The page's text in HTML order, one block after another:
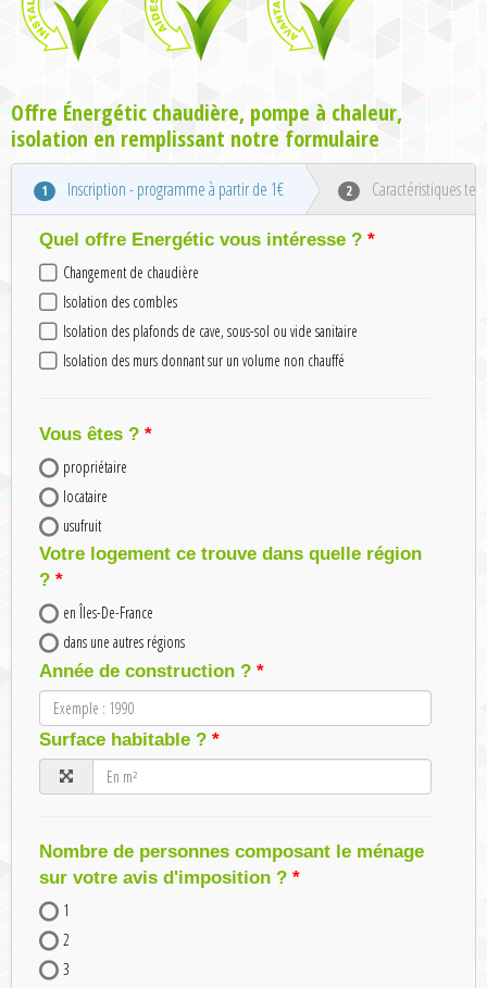
Offre Énergétic chaudière, pompe à chaleur,
isolation en remplissant notre formulaire
1 Inscription - programme à partir de 1€ 2 Caractéristiques
Quel offre Energétic vous intéresse ?
Changement de chaudière
Isolation des combles
Isolation des plafonds de cave, sous-sol ou vide sanitaire
Isolation des murs donnant sur un volume non chauffé
Vous êtes ?
propriétaire
locataire
usufruit
Votre logement ce trouve dans quelle région
?
en Îles-De-France
dans une autres régions
Année de construction ?
Surface habitable ?
Nombre de personnes composant le ménage
sur votre avis d'imposition ?
1
2
3